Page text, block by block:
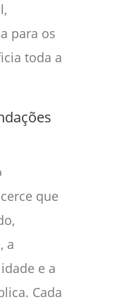
para os
toda a
que
a
e a
Cada